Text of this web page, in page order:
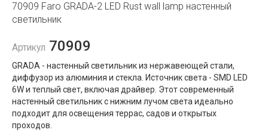
70909 Faro GRADA-2 LED Rust wall lamp настенный
светильник
Артикул 70909
GRADA - настенный светильник из нержавеющей стали,
диффузор из алюминия и стекла. Источник света - SMD LED
6W и теплый свет, включая драйвер. Этот современный
настенный светильник с нижним лучом света идеально
подходит для освещения террас, садов и открытых
проходов.